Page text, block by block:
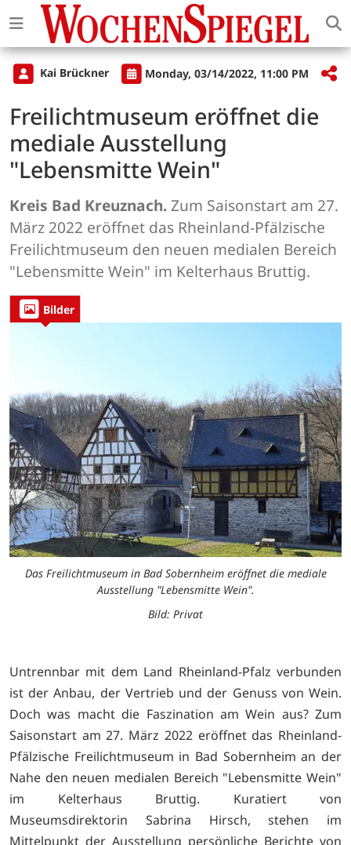
Kai Brückner Monday, 03/14/2022, 11:00 PM
Freilichtmuseum eröffnet die
mediale Ausstellung
"Lebensmitte Wein"
Kreis Bad Kreuznach.Zum Saisonstart am 27.
März 2022 eröffnet das Rheinland-Pfälzische
Freilichtmuseum den neuen medialen Bereich
"Lebensmitte Wein" im Kelterhaus Bruttig.
Bilder
Das Freilichtmuseum in Bad Sobernheim eröffnet die mediale
Ausstellung "Lebensmitte Wein".
Bild: Privat
Untrennbar mit dem Land Rheinland-Pfalz verbunden
ist der Anbau, der Vertrieb und der Genuss von Wein.
Doch was macht die Faszination am Wein aus? Zum
Saisonstart am 27. März 2022 eröffnet das Rheinland-
Pfälzische Freilichtmuseum in Bad Sobernheim an der
Nahe den neuen medialen Bereich "Lebensmitte Wein"
im Kelterhaus Bruttig. Kuratiert von
Museumsdirektorin Sabrina Hirsch, stehen im
Mittelpunkt der Ausstellung persönliche Berichte von